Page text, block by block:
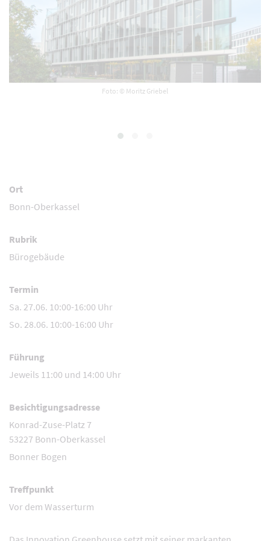
Foto: © Moritz Griebel
Ort
Bonn-Oberkassel
Rubrik
Bürogebäude
Termin
Sa. 27.06. 10:00-16:00 Uhr
So. 28.06. 10:00-16:00 Uhr
Führung
Jeweils 11:00 und 14:00 Uhr
Besichtigungsadresse
Konrad-Zuse-Platz 7
53227 Bonn-Oberkassel
Bonner Bogen
Treffpunkt
Vor dem Wasserturm